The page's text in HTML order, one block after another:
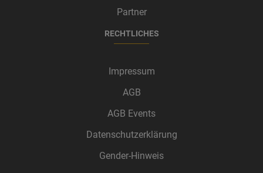
Partner
RECHTLICHES
Impressum
AGB
AGB Events
Datenschutzerklärung
Gender-Hinweis